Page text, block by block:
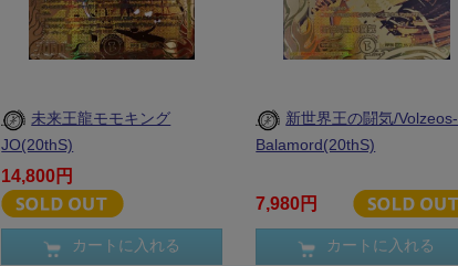
未来王龍モモキング
JO(20thS)
14,800円
カートに入れる
新世界王の闘気/Volzeos-
Balamord(20thS)
7,980円
カートに入れる